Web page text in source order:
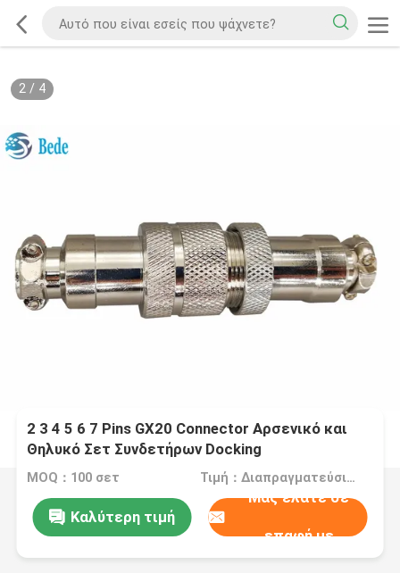
2/ 4
2 3 4 5 6 7 Pins GX20 Connector Αρσενικό και
Θηλυκό Σετ Συνδετήρων Docking
MOQ：100 σετ Τιμή：Διαπραγματεύσιμα
Καλύτερη τιμή
Μας ελάτε σε
επαφή με